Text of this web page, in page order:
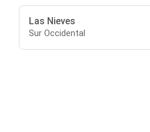
Las Nieves
Sur Occidental